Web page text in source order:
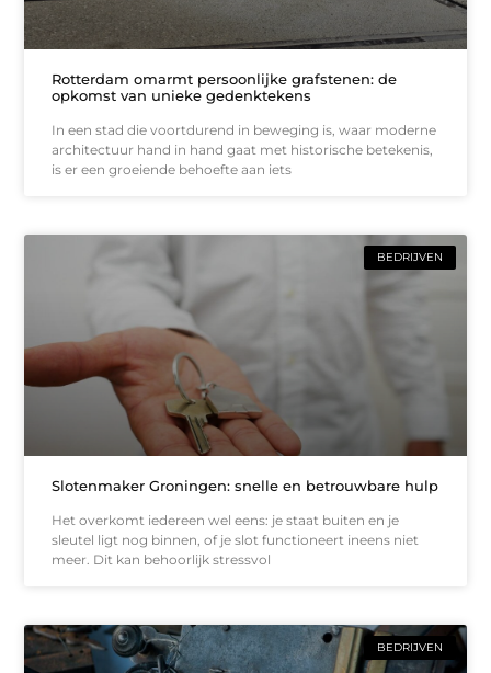
Rotterdam omarmt persoonlijke grafstenen: de
opkomst van unieke gedenktekens
In een stad die voortdurend in beweging is, waar moderne
architectuur hand in hand gaat met historische betekenis,
is er een groeiende behoefte aan iets
BEDRIJVEN
Slotenmaker Groningen: snelle en betrouwbare hulp
Het overkomt iedereen wel eens: je staat buiten en je
sleutel ligt nog binnen, of je slot functioneert ineens niet
meer. Dit kan behoorlijk stressvol
BEDRIJVEN